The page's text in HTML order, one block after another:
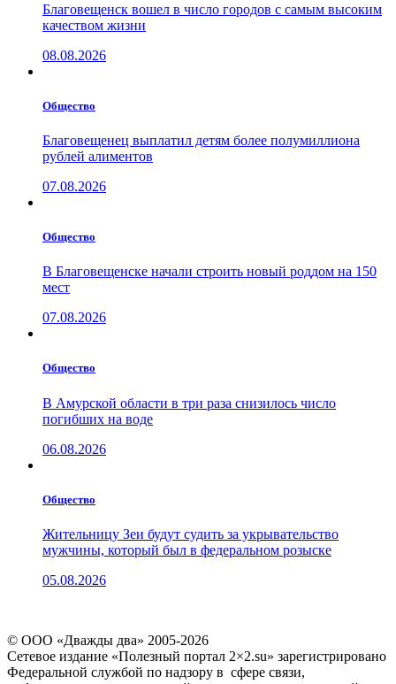
Благовещенск вошел в число городов с самым высоким
качеством жизни
08.08.2026
Общество
Благовещенец выплатил детям более полумиллиона
рублей алиментов
07.08.2026
Общество
В Благовещенске начали строить новый роддом на 150
мест
07.08.2026
Общество
В Амурской области в три раза снизилось число
погибших на воде
06.08.2026
Общество
Жительницу Зеи будут судить за укрывательство
мужчины, который был в федеральном розыске
05.08.2026
© ООО «Дважды два» 2005-2026
Сетевое издание «Полезный портал 2×2.su» зарегистрировано
Федеральной службой по надзору в сфере связи,